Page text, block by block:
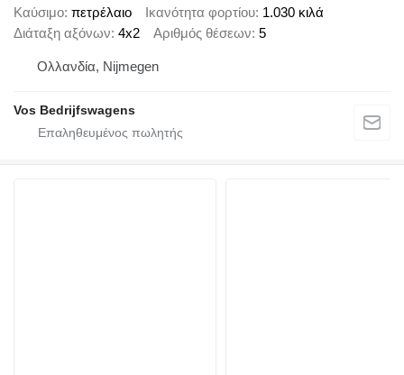
Καύσιμο πετρέλαιο Ικανότητα φορτίου 1.030 κιλά
Διάταξη αξόνων 4x2 Αριθμός θέσεων 5
Ολλανδία, Nijmegen
Vos Bedrijfswagens